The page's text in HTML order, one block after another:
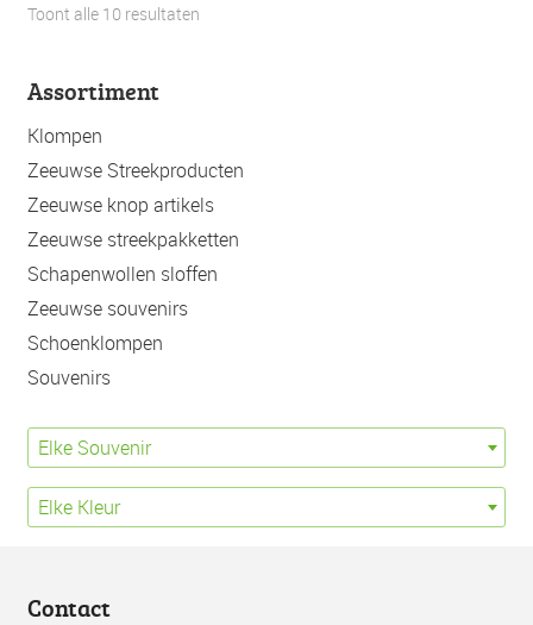
Toont alle 10 resultaten
Assortiment
Klompen
Zeeuwse Streekproducten
Zeeuwse knop artikels
Zeeuwse streekpakketten
Schapenwollen sloffen
Zeeuwse souvenirs
Schoenklompen
Souvenirs
Elke Souvenir
Elke Kleur
Contact